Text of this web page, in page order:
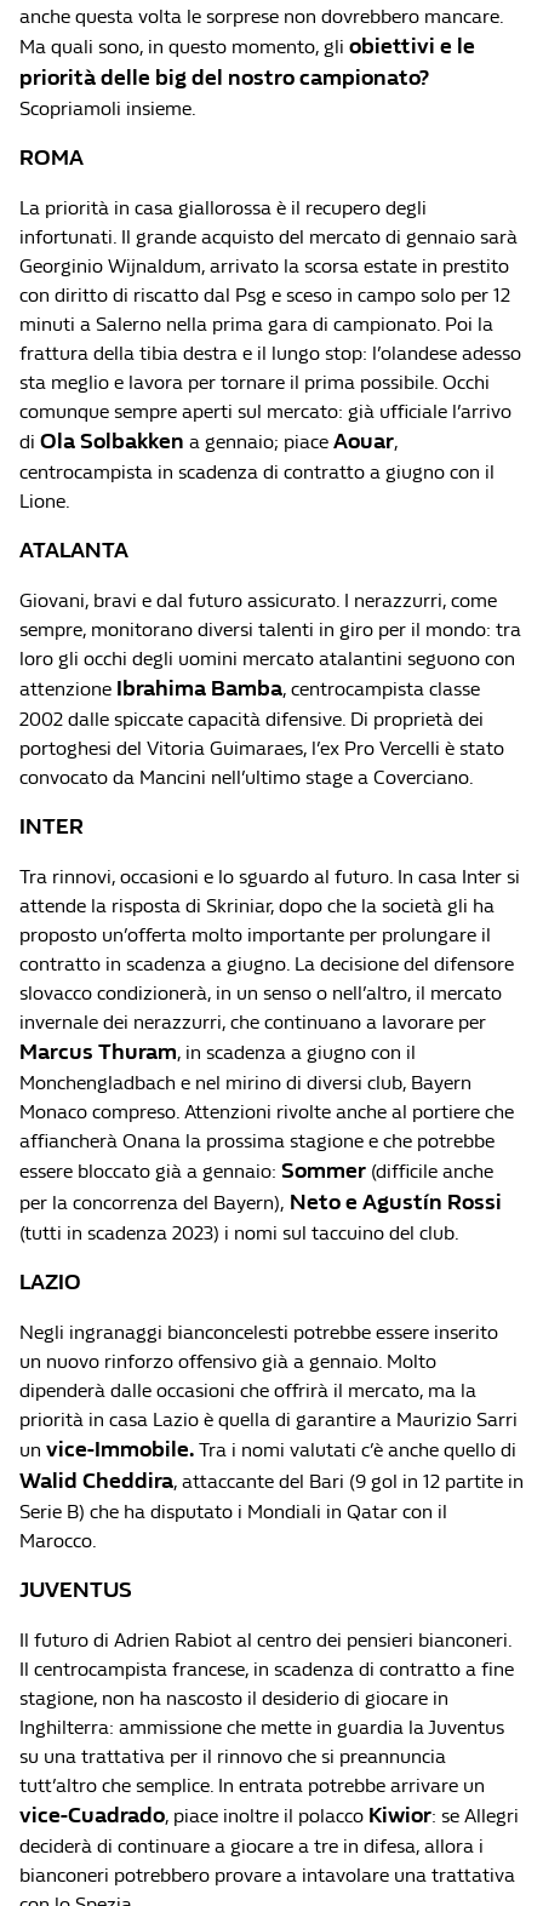
anche questa volta le sorprese non dovrebbero mancare.
Ma quali sono, in questo momento, gli obiettivi e le
priorità delle big del nostro campionato?
Scopriamoli insieme.
ROMA
La priorità in casa giallorossa è il recupero degli
infortunati. Il grande acquisto del mercato di gennaio sarà
Georginio Wijnaldum, arrivato la scorsa estate in prestito
con diritto di riscatto dal Psg e sceso in campo solo per 12
minuti a Salerno nella prima gara di campionato. Poi la
frattura della tibia destra e il lungo stop: l’olandese adesso
sta meglio e lavora per tornare il prima possibile. Occhi
comunque sempre aperti sul mercato: già ufficiale l’arrivo
di Ola Solbakken a gennaio; piace Aouar,
centrocampista in scadenza di contratto a giugno con il
Lione.
ATALANTA
Giovani, bravi e dal futuro assicurato. I nerazzurri, come
sempre, monitorano diversi talenti in giro per il mondo: tra
loro gli occhi degli uomini mercato atalantini seguono con
attenzione Ibrahima Bamba, centrocampista classe
2002 dalle spiccate capacità difensive. Di proprietà dei
portoghesi del Vitoria Guimaraes, l’ex Pro Vercelli è stato
convocato da Mancini nell’ultimo stage a Coverciano.
INTER
Tra rinnovi, occasioni e lo sguardo al futuro. In casa Inter si
attende la risposta di Skriniar, dopo che la società gli ha
proposto un’offerta molto importante per prolungare il
contratto in scadenza a giugno. La decisione del difensore
slovacco condizionerà, in un senso o nell’altro, il mercato
invernale dei nerazzurri, che continuano a lavorare per
Marcus Thuram, in scadenza a giugno con il
Monchengladbach e nel mirino di diversi club, Bayern
Monaco compreso. Attenzioni rivolte anche al portiere che
affiancherà Onana la prossima stagione e che potrebbe
essere bloccato già a gennaio: Sommer (difficile anche
per la concorrenza del Bayern), Neto e Agustín Rossi
(tutti in scadenza 2023) i nomi sul taccuino del club.
LAZIO
Negli ingranaggi bianconcelesti potrebbe essere inserito
un nuovo rinforzo offensivo già a gennaio. Molto
dipenderà dalle occasioni che offrirà il mercato, ma la
priorità in casa Lazio è quella di garantire a Maurizio Sarri
un vice-Immobile. Tra i nomi valutati c’è anche quello di
Walid Cheddira, attaccante del Bari (9 gol in 12 partite in
Serie B) che ha disputato i Mondiali in Qatar con il
Marocco.
JUVENTUS
Il futuro di Adrien Rabiot al centro dei pensieri bianconeri.
Il centrocampista francese, in scadenza di contratto a fine
stagione, non ha nascosto il desiderio di giocare in
Inghilterra: ammissione che mette in guardia la Juventus
su una trattativa per il rinnovo che si preannuncia
tutt’altro che semplice. In entrata potrebbe arrivare un
vice-Cuadrado, piace inoltre il polacco Kiwior: se Allegri
deciderà di continuare a giocare a tre in difesa, allora i
bianconeri potrebbero provare a intavolare una trattativa